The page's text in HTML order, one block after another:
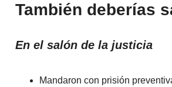
También deberías
En el salón de la justicia
Mandaron con prisión